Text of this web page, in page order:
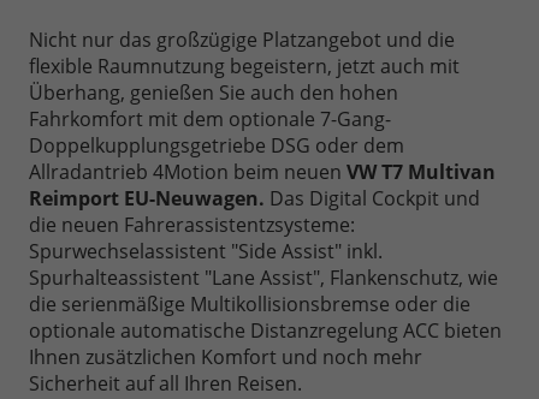
Nicht nur das großzügige Platzangebot und die
flexible Raumnutzung begeistern, jetzt auch mit
Überhang, genießen Sie auch den hohen
Fahrkomfort mit dem optionale 7-Gang-
Doppelkupplungsgetriebe DSG oder dem
Allradantrieb 4Motion beim neuen VW T7 Multivan
Reimport EU-Neuwagen. Das Digital Cockpit und
die neuen Fahrerassistentzsysteme:
Spurwechselassistent "Side Assist" inkl.
Spurhalteassistent "Lane Assist", Flankenschutz, wie
die serienmäßige Multikollisionsbremse oder die
optionale automatische Distanzregelung ACC bieten
Ihnen zusätzlichen Komfort und noch mehr
Sicherheit auf all Ihren Reisen.